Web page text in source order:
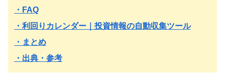
・FAQ
・利回りカレンダー｜投資情報の自動収集ツール
・まとめ
・出典・参考